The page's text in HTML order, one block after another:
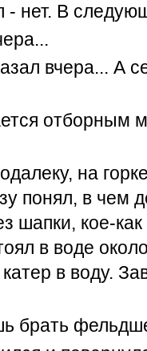
- нет. В
вчера... А
отборным
на
понял, в чем
шапки, кое-
в воде
в воду.
брать